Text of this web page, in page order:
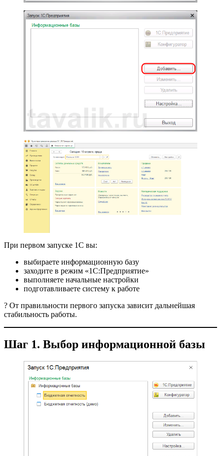
При первом запуске 1С вы:
выбираете информационную базу
заходите в режим «1С:Предприятие»
выполняете начальные настройки
подготавливаете систему к работе
? От правильности первого запуска зависит дальнейшая
стабильность работы.
Шаг 1. Выбор информационной базы